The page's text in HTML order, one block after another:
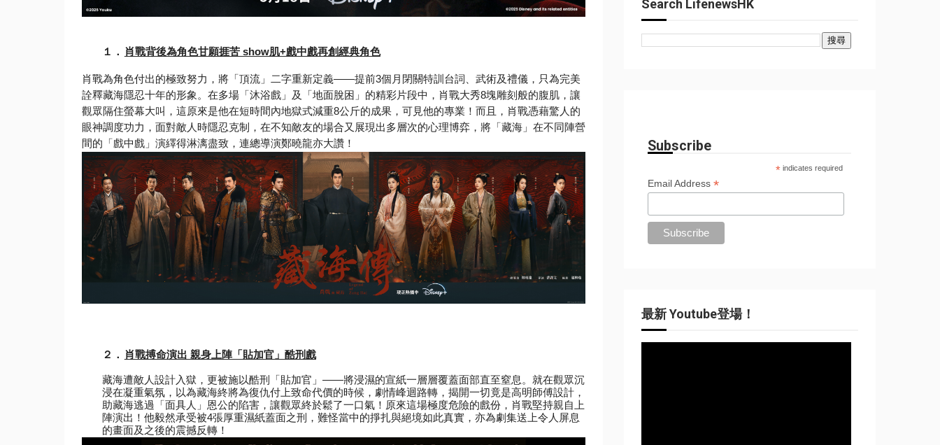
１． 肖戰背後為角色甘願捱苦 show肌+戲中戲再創經典角色
肖戰為角色付出的極致努力，將「頂流」二字重新定義——提前3個月閉關特訓台詞、武術及禮儀， 只為完美
詮釋藏海隱忍十年的形象。在多場「沐浴戲」及「 地面脫困」的精彩片段中，肖戰大秀8塊雕刻般的腹肌， 讓
觀眾隔住螢幕大叫， 這原來是他在短時間內地獄式減重8公斤的成果，可見他的專業！ 而且，肖戰憑藉驚人的
眼神調度功力，面對敵人時隱忍克制， 在不知敵友的場合又展現出多層次的心理博弈，將「藏海」 在不同陣營
間的「戲中戲」演繹得淋漓盡致， 連總導演鄭曉龍亦大讚！
２． 肖戰搏命演出 親身上陣「貼加官」酷刑戲
藏海遭敵人設計入獄，更被施以酷刑「貼加官」——將浸濕的宣紙一層層覆蓋面部直至窒息。就在觀眾沉
浸在凝重氣氛， 以為藏海終將為復仇付上致命代價的時候，劇情峰迴路轉， 揭開一切竟是高明師傅設計，
助藏海逃過「面具人」恩公的陷害， 讓觀眾終於鬆了一口氣！原來這場極度危險的戲份， 肖戰堅持親自上
陣演出！他毅然承受被4張厚重濕紙蓋面之刑， 難怪當中的掙扎與絕境如此真實， 亦為劇集送上令人屏息
的畫面及之後的震撼反轉！
Search LifenewsHK
Subscribe
* indicates required
Email Address *
最新 Youtube登場！